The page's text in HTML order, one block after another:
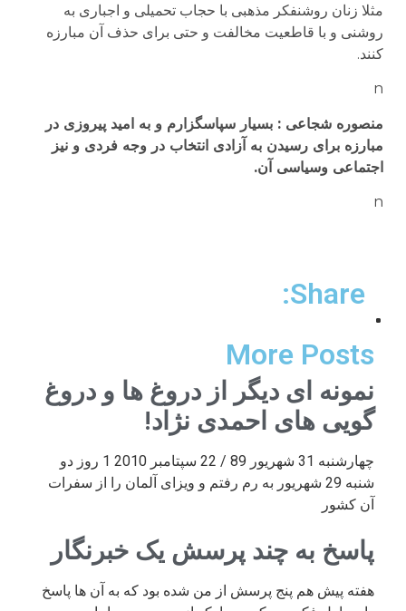
مثلا زنان روشنفکر مذهبی با حجاب تحمیلی و اجباری به
روشنی و با قاطعیت مخالفت و حتی برای حذف آن مبارزه
کنند.
n
منصوره شجاعی : بسیار سپاسگزارم و به امید پیروزی در
مبارزه برای رسیدن به آزادی انتخاب در وجه فردی و نیز
اجتماعی وسیاسی آن.
n
Share:
More Posts
نمونه ای دیگر از دروغ ها و دروغ
گویی های احمدی نژاد!
چهارشنبه 31 شهریور 89 / 22 سپتامبر 2010 1 روز دو
شنبه 29 شهریور به رم رفتم و ویزای آلمان را از سفرات
آن کشور
پاسخ به چند پرسش یک خبرنگار
هفته پیش هم پنج پرسش از من شده بود که به آن ها پاسخ